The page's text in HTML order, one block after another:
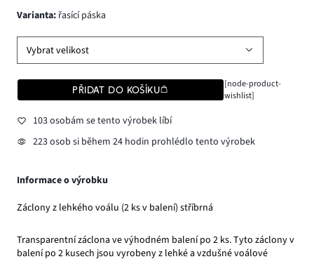
varianta: řasící páska
Vybrat velikost
PŘIDAT DO KOŠÍKU
[node-product-
wishlist]
103 osobám se tento výrobek líbí
223 osob si během 24 hodin prohlédlo tento výrobek
Informace o výrobku
Záclony z lehkého voálu (2 ks v balení) stříbrná
Transparentní záclona ve výhodném balení po 2 ks. Tyto záclony v
balení po 2 kusech jsou vyrobeny z lehké a vzdušné voálové